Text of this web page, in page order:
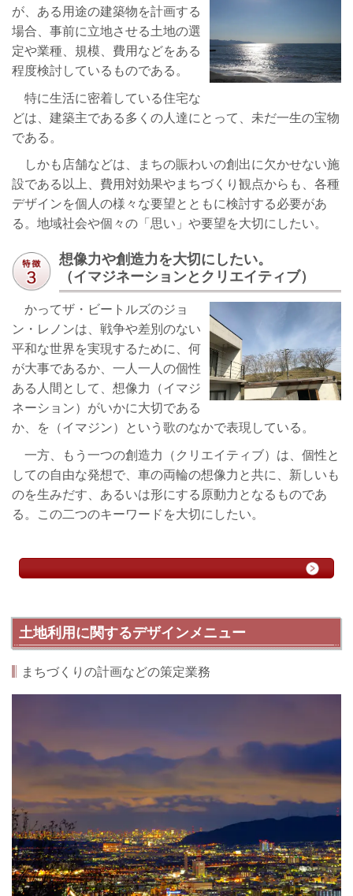
が、ある用途の建築物を計画する
場合、事前に立地させる土地の選
定や業種、規模、費用などをある
程度検討しているものである。
特に生活に密着している住宅な
どは、建築主である多くの人達にとって、未だ一生の宝物
である。
しかも店舗などは、まちの賑わいの創出に欠かせない施
設である以上、費用対効果やまちづくり観点からも、各種
デザインを個人の様々な要望とともに検討する必要があ
る。地域社会や個々の「思い」や要望を大切にしたい。
想像力や創造力を大切にしたい。
（イマジネーションとクリエイティブ）
かってザ・ビートルズのジョ
ン・レノンは、戦争や差別のない
平和な世界を実現するために、何
が大事であるか、一人一人の個性
ある人間として、想像力（イマジ
ネーション）がいかに大切である
か、を（イマジン）という歌のなかで表現している。
一方、もう一つの創造力（クリエイティブ）は、個性と
しての自由な発想で、車の両輪の想像力と共に、新しいも
のを生みだす、あるいは形にする原動力となるものであ
る。この二つのキーワードを大切にしたい。
土地利用に関するデザインメニュー
まちづくりの計画などの策定業務